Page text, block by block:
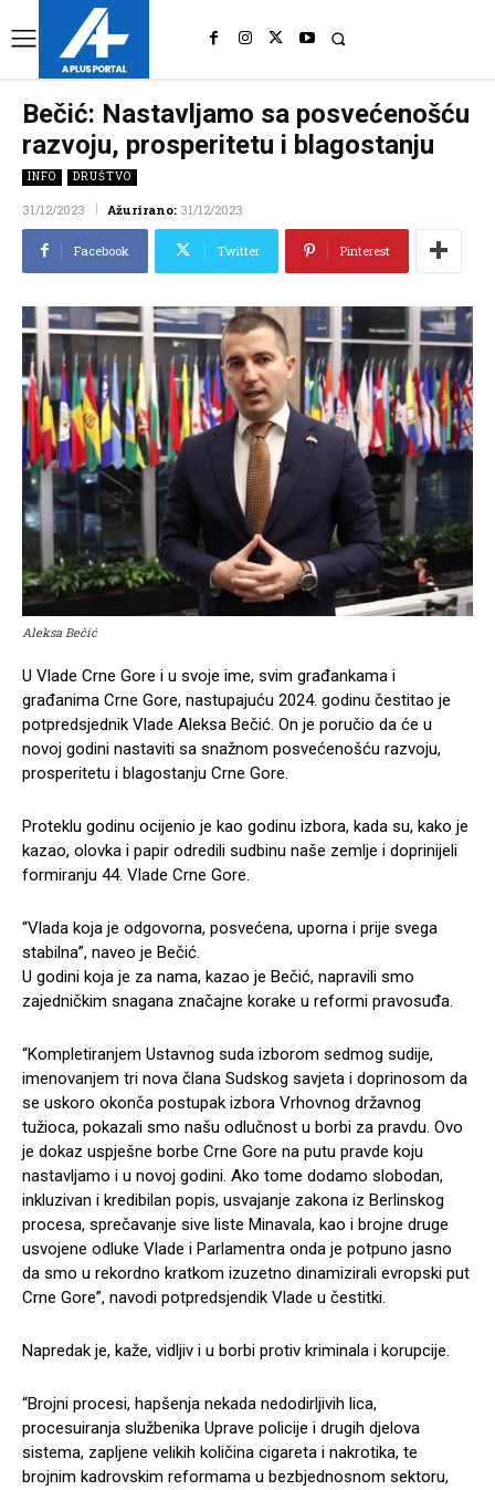
Bečić: Nastavljamo sa posvećenošću
razvoju, prosperitetu i blagostanju
INFO DRUŠTVO
31/12/2023 Ažurirano: 31/12/2023
Facebook Twitter Pinterest
Aleksa Bečić
U Vlade Crne Gore i u svoje ime, svim građankama i
građanima Crne Gore, nastupajuću 2024. godinu čestitao je
potpredsjednik Vlade Aleksa Bečić. On je poručio da će u
novoj godini nastaviti sa snažnom posvećenošću razvoju,
prosperitetu i blagostanju Crne Gore.
Proteklu godinu ocijenio je kao godinu izbora, kada su, kako je
kazao, olovka i papir odredili sudbinu naše zemlje i doprinijeli
formiranju 44. Vlade Crne Gore.
“Vlada koja je odgovorna, posvećena, uporna i prije svega
stabilna”, naveo je Bečić.
U godini koja je za nama, kazao je Bečić, napravili smo
zajedničkim snagana značajne korake u reformi pravosuđa.
“Kompletiranjem Ustavnog suda izborom sedmog sudije,
imenovanjem tri nova člana Sudskog savjeta i doprinosom da
se uskoro okonča postupak izbora Vrhovnog državnog
tužioca, pokazali smo našu odlučnost u borbi za pravdu. Ovo
je dokaz uspješne borbe Crne Gore na putu pravde koju
nastavljamo i u novoj godini. Ako tome dodamo slobodan,
inkluzivan i kredibilan popis, usvajanje zakona iz Berlinskog
procesa, sprečavanje sive liste Minavala, kao i brojne druge
usvojene odluke Vlade i Parlamentra onda je potpuno jasno
da smo u rekordno kratkom izuzetno dinamizirali evropski put
Crne Gore”, navodi potpredsjendik Vlade u čestitki.
Napredak je, kaže, vidljiv i u borbi protiv kriminala i korupcije.
“Brojni procesi, hapšenja nekada nedodirljivih lica,
procesuiranja službenika Uprave policije i drugih djelova
sistema, zapljene velikih količina cigareta i nakrotika, te
brojnim kadrovskim reformama u bezbjednosnom sektoru,